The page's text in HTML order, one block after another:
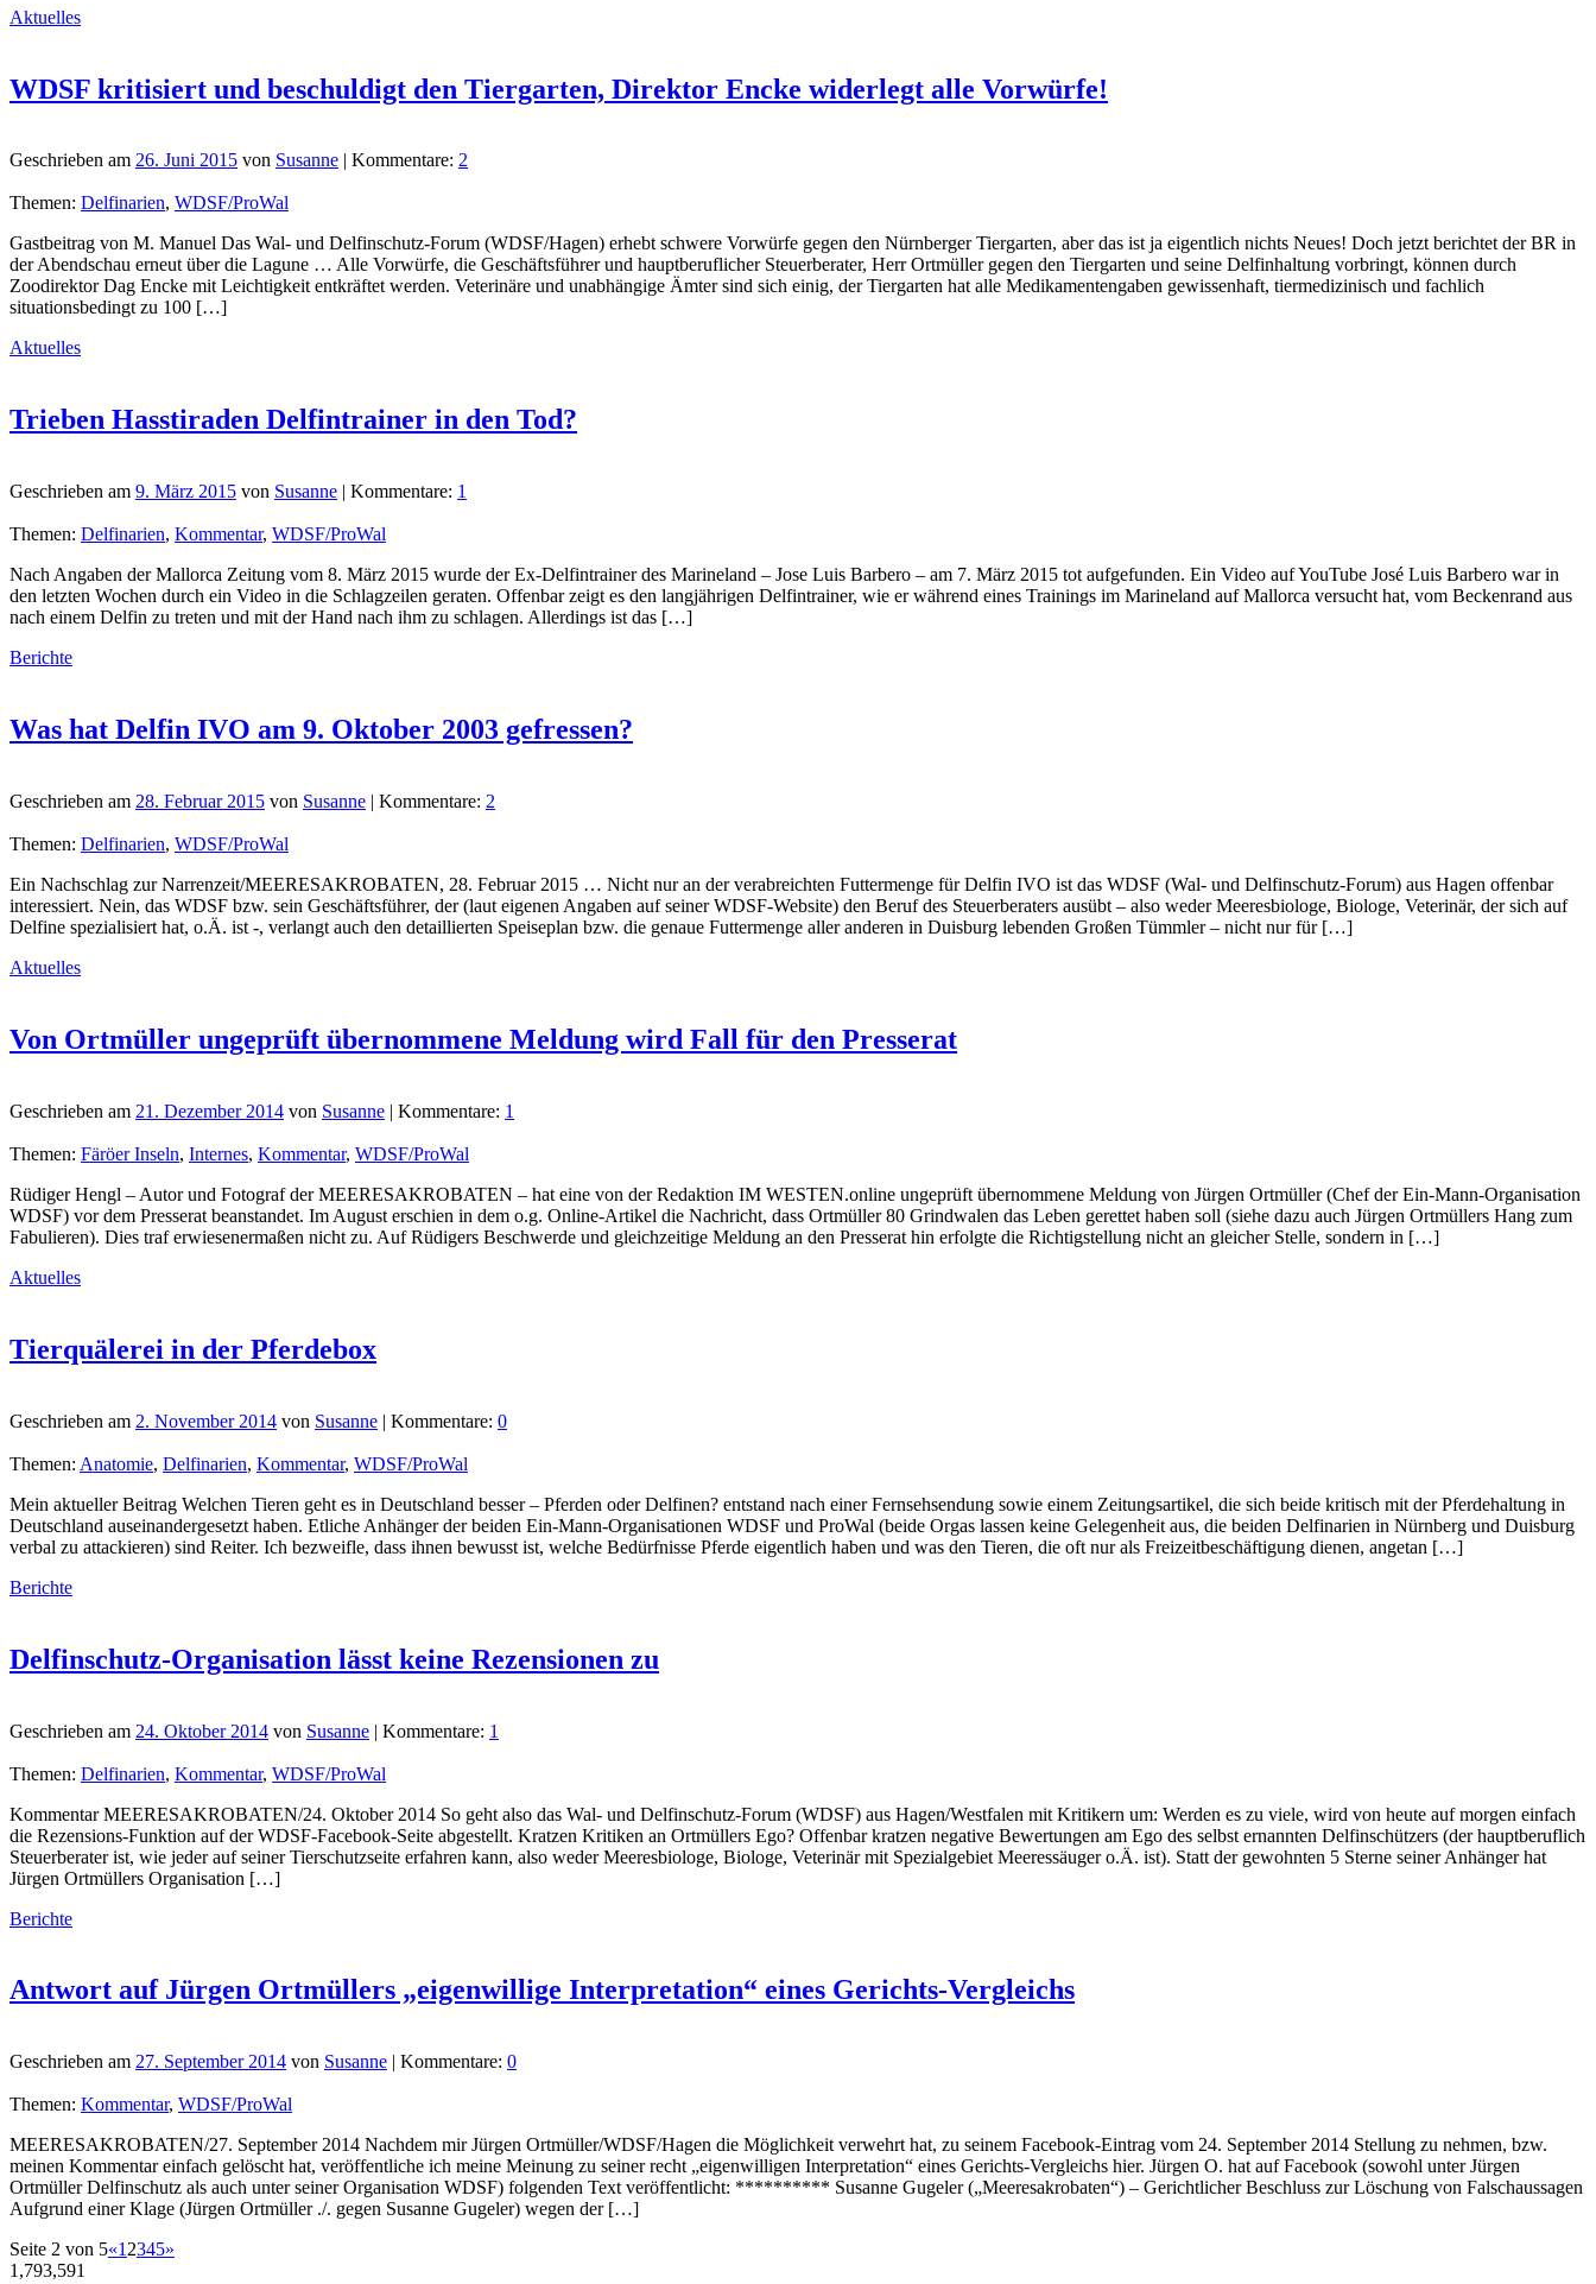
Aktuelles
WDSF kritisiert und beschuldigt den Tiergarten, Direktor Encke widerlegt alle Vorwürfe!
Geschrieben am 26. Juni 2015 von Susanne | Kommentare: 2
Themen: Delfinarien, WDSF/ProWal
Gastbeitrag von M. Manuel Das Wal- und Delfinschutz-Forum (WDSF/Hagen) erhebt schwere Vorwürfe gegen den Nürnberger Tiergarten, aber das ist ja eigentlich nichts Neues! Doch jetzt berichtet der BR in
der Abendschau erneut über die Lagune … Alle Vorwürfe, die Geschäftsführer und hauptberuflicher Steuerberater, Herr Ortmüller gegen den Tiergarten und seine Delfinhaltung vorbringt, können durch
Zoodirektor Dag Encke mit Leichtigkeit entkräftet werden. Veterinäre und unabhängige Ämter sind sich einig, der Tiergarten hat alle Medikamentengaben gewissenhaft, tiermedizinisch und fachlich
situationsbedingt zu 100 […]
Aktuelles
Trieben Hasstiraden Delfintrainer in den Tod?
Geschrieben am 9. März 2015 von Susanne | Kommentare: 1
Themen: Delfinarien, Kommentar, WDSF/ProWal
Nach Angaben der Mallorca Zeitung vom 8. März 2015 wurde der Ex-Delfintrainer des Marineland – Jose Luis Barbero – am 7. März 2015 tot aufgefunden. Ein Video auf YouTube José Luis Barbero war in
den letzten Wochen durch ein Video in die Schlagzeilen geraten. Offenbar zeigt es den langjährigen Delfintrainer, wie er während eines Trainings im Marineland auf Mallorca versucht hat, vom Beckenrand aus
nach einem Delfin zu treten und mit der Hand nach ihm zu schlagen. Allerdings ist das […]
Berichte
Was hat Delfin IVO am 9. Oktober 2003 gefressen?
Geschrieben am 28. Februar 2015 von Susanne | Kommentare: 2
Themen: Delfinarien, WDSF/ProWal
Ein Nachschlag zur Narrenzeit/MEERESAKROBATEN, 28. Februar 2015 … Nicht nur an der verabreichten Futtermenge für Delfin IVO ist das WDSF (Wal- und Delfinschutz-Forum) aus Hagen offenbar
interessiert. Nein, das WDSF bzw. sein Geschäftsführer, der (laut eigenen Angaben auf seiner WDSF-Website) den Beruf des Steuerberaters ausübt – also weder Meeresbiologe, Biologe, Veterinär, der sich auf
Delfine spezialisiert hat, o.Ä. ist -, verlangt auch den detaillierten Speiseplan bzw. die genaue Futtermenge aller anderen in Duisburg lebenden Großen Tümmler – nicht nur für […]
Aktuelles
Von Ortmüller ungeprüft übernommene Meldung wird Fall für den Presserat
Geschrieben am 21. Dezember 2014 von Susanne | Kommentare: 1
Themen: Färöer Inseln, Internes, Kommentar, WDSF/ProWal
Rüdiger Hengl – Autor und Fotograf der MEERESAKROBATEN – hat eine von der Redaktion IM WESTEN.online ungeprüft übernommene Meldung von Jürgen Ortmüller (Chef der Ein-Mann-Organisation
WDSF) vor dem Presserat beanstandet. Im August erschien in dem o.g. Online-Artikel die Nachricht, dass Ortmüller 80 Grindwalen das Leben gerettet haben soll (siehe dazu auch Jürgen Ortmüllers Hang zum
Fabulieren). Dies traf erwiesenermaßen nicht zu. Auf Rüdigers Beschwerde und gleichzeitige Meldung an den Presserat hin erfolgte die Richtigstellung nicht an gleicher Stelle, sondern in […]
Aktuelles
Tierquälerei in der Pferdebox
Geschrieben am 2. November 2014 von Susanne | Kommentare: 0
Themen: Anatomie, Delfinarien, Kommentar, WDSF/ProWal
Mein aktueller Beitrag Welchen Tieren geht es in Deutschland besser – Pferden oder Delfinen? entstand nach einer Fernsehsendung sowie einem Zeitungsartikel, die sich beide kritisch mit der Pferdehaltung in
Deutschland auseinandergesetzt haben. Etliche Anhänger der beiden Ein-Mann-Organisationen WDSF und ProWal (beide Orgas lassen keine Gelegenheit aus, die beiden Delfinarien in Nürnberg und Duisburg
verbal zu attackieren) sind Reiter. Ich bezweifle, dass ihnen bewusst ist, welche Bedürfnisse Pferde eigentlich haben und was den Tieren, die oft nur als Freizeitbeschäftigung dienen, angetan […]
Berichte
Delfinschutz-Organisation lässt keine Rezensionen zu
Geschrieben am 24. Oktober 2014 von Susanne | Kommentare: 1
Themen: Delfinarien, Kommentar, WDSF/ProWal
Kommentar MEERESAKROBATEN/24. Oktober 2014 So geht also das Wal- und Delfinschutz-Forum (WDSF) aus Hagen/Westfalen mit Kritikern um: Werden es zu viele, wird von heute auf morgen einfach
die Rezensions-Funktion auf der WDSF-Facebook-Seite abgestellt. Kratzen Kritiken an Ortmüllers Ego? Offenbar kratzen negative Bewertungen am Ego des selbst ernannten Delfinschützers (der hauptberuflich
Steuerberater ist, wie jeder auf seiner Tierschutzseite erfahren kann, also weder Meeresbiologe, Biologe, Veterinär mit Spezialgebiet Meeressäuger o.Ä. ist). Statt der gewohnten 5 Sterne seiner Anhänger hat
Jürgen Ortmüllers Organisation […]
Berichte
Antwort auf Jürgen Ortmüllers „eigenwillige Interpretation“ eines Gerichts-Vergleichs
Geschrieben am 27. September 2014 von Susanne | Kommentare: 0
Themen: Kommentar, WDSF/ProWal
MEERESAKROBATEN/27. September 2014 Nachdem mir Jürgen Ortmüller/WDSF/Hagen die Möglichkeit verwehrt hat, zu seinem Facebook-Eintrag vom 24. September 2014 Stellung zu nehmen, bzw.
meinen Kommentar einfach gelöscht hat, veröffentliche ich meine Meinung zu seiner recht „eigenwilligen Interpretation“ eines Gerichts-Vergleichs hier. Jürgen O. hat auf Facebook (sowohl unter Jürgen
Ortmüller Delfinschutz als auch unter seiner Organisation WDSF) folgenden Text veröffentlicht: ********** Susanne Gugeler („Meeresakrobaten“) – Gerichtlicher Beschluss zur Löschung von Falschaussagen
Aufgrund einer Klage (Jürgen Ortmüller ./. gegen Susanne Gugeler) wegen der […]
Seite 2 von 5«1 2345»
1,793,591